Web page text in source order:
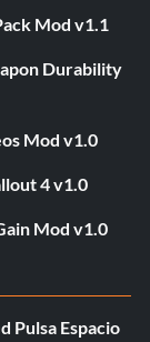
Mod v1.1
Durability
Mod v1.0
4 v1.0
Mod v1.0
Pulsa Espacio